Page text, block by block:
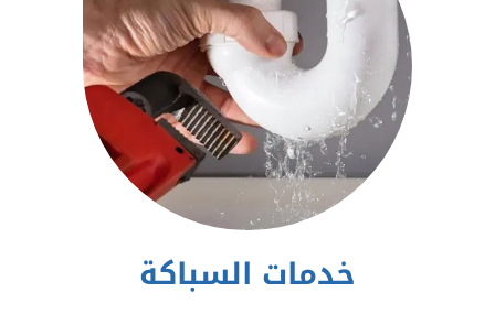
خدمات السباكة